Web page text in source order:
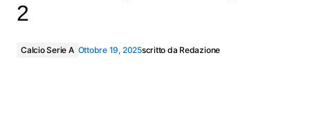
2
Calcio Serie A Ottobre 19, 2025scritto da Redazione